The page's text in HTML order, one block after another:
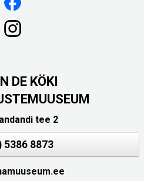
DE KÖKI
tee 2
5386 8873